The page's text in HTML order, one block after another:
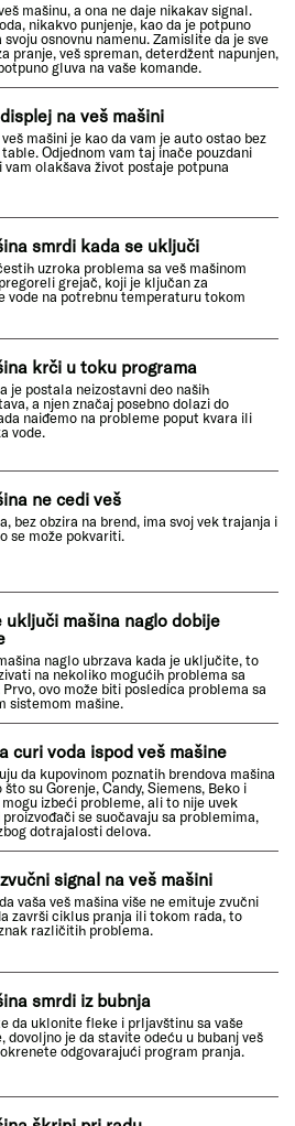
mašinu, a ona ne daje nikakav signal.
nikakvo punjenje, kao da je potpuno
svoju osnovnu namenu. Zamislite da je sve
pranje, veš spreman, deterdžent napunjen,
gluva na vaše komande.
na veš mašini
mašini je kao da vam je auto ostao bez
Odjednom vam taj inače pouzdani
vam olakšava život postaje potpuna
smrdi kada se uključi
uzroka problema sa veš mašinom
grejač, koji je ključan za
vode na potrebnu temperaturu tokom
krči u toku programa
je postala neizostavni deo naših
a njen značaj posebno dolazi do
naiđemo na probleme poput kvara ili
vode.
ne cedi veš
bez obzira na brend, ima svoj vek trajanja i
se može pokvariti.
uključi mašina naglo dobije
naglo ubrzava kada je uključite, to
na nekoliko mogućih problema sa
ovo može biti posledica problema sa
sistemom mašine.
curi voda ispod veš mašine
da kupovinom poznatih brendova mašina
što su Gorenje, Candy, Siemens, Beko i
izbeći probleme, ali to nije uvek
se suočavaju sa problemima,
dotrajalosti delova.
signal na veš mašini
vaša veš mašina više ne emituje zvučni
završi ciklus pranja ili tokom rada, to
različitih problema.
smrdi iz bubnja
da uklonite fleke i prljavštinu sa vaše
dovoljno je da stavite odeću u bubanj veš
odgovarajući program pranja.